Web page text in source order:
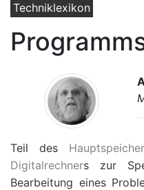
Techniklexikon
Teil des Hauptspeicher
Digitalrechners zur
Bearbeitung eines